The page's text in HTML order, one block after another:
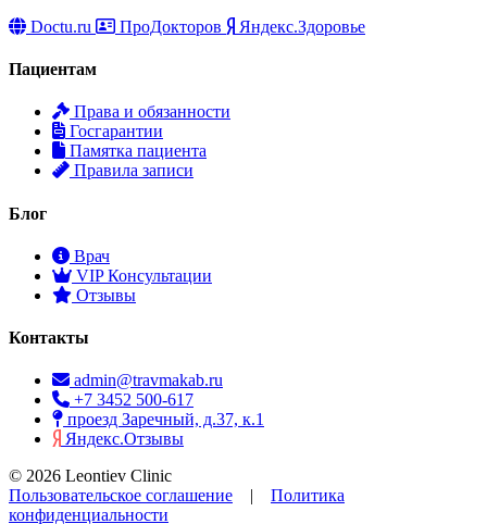
Doctu.ru
ПроДокторов Яндекс.Здоровье
Пациентам
Права и обязанности
Госгарантии
Памятка пациента
Правила записи
Блог
Врач
VIP Консультации
Отзывы
Контакты
admin@travmakab.ru
+7 3452 500-617
проезд Заречный, д.37, к.1
Яндекс.Отзывы
© 2026 Leontiev Clinic
Пользовательское соглашение
Политика
конфиденциальности